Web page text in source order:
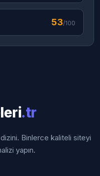
53/100
.tr
Binlerce kaliteli siteyi
yapın.